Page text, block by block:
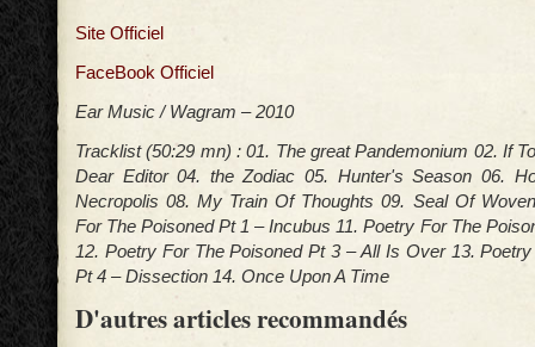
Site Officiel
FaceBook Officiel
Ear Music / Wagram – 2010
Tracklist (50:29 mn) : 01. The great Pandemonium 02. If
Dear Editor 04. the Zodiac 05. Hunter's Season 06.
Necropolis 08. My Train Of Thoughts 09. Seal Of
For The Poisoned Pt 1 – Incubus 11. Poetry For The
12. Poetry For The Poisoned Pt 3 – All Is Over 13.
Pt 4 – Dissection 14. Once Upon A Time
D'autres articles recommandés